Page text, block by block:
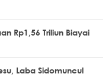
Rp1,56 Triliun Biayai
Laba Sidomuncul